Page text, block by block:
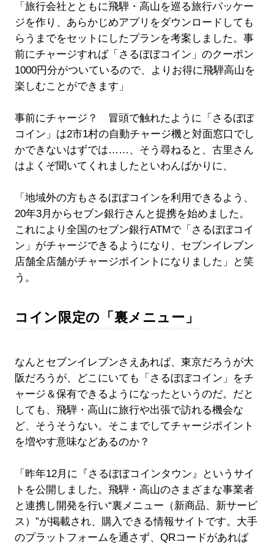
「旅行会社とともに飛騨・高山を巡る旅行パッケー
ジを作り、あらかじめアプリをダウンロードしても
らうまでをセットにしたプランを考案しました。事
前にチャージすれば「さるぼぼコイン」のクーポン
1000円分がついているので、よりお得に飛騨高山を
楽しむことができます」
事前にチャージ？ 冒頭で触れたように「さるぼぼ
コイン」は2市1村の自動チャージ機と対面窓口でし
かできないはずでは……、そう尋ねると、古里さん
はよくぞ聞いてくれましたといわんばかりに、
「地域外の方もさるぼぼコインを利用できるよう、
20年3月からセブン銀行さんと提携を始めました。
これにより全国のセブン銀行ATMで「さるぼぼコイ
ン」がチャージできるようになり、セブンイレブン
店舗全店舗がチャージポイントになりました」と笑
う。
コイン限定の「裏メニュー」
なんとセブンイレブンさえあれば、東京だろうが大
阪だろうが、どこにいても「さるぼぼコイン」をチ
ャージ＆保有できるようになったというのだ。だと
しても、飛騨・高山に旅行や出張で訪れる機会な
ど、そうそうない。そこまでしてチャージポイント
を増やす意味などあるのか？
「昨年12月に『さるぼぼコインタウン』というサイ
トを公開しました。飛騨・高山のさまざまな事業者
と連携し開発を行い“裏メニュー（新商品、新サービ
ス）”が掲載され、購入できる情報サイトです。大手
のプラットフォームを通さず、QRコードがあれば